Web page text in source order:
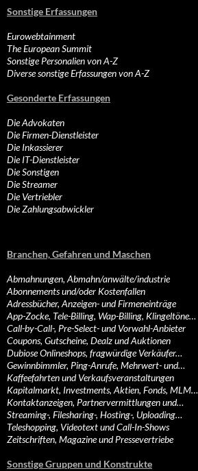
Sonstige Erfassungen
Eurowebtainment
The European Summit
Sonstige Personalien von A-Z
Diverse sonstige Erfassungen von A-Z
Gesonderte Erfassungen
Die Advokaten
Die Firmen-Dienstleister
Die Inkassierer
Die IT-Dienstleister
Die Sonstigen
Die Streamer
Die Vertriebler
Die Zahlungsabwickler
Branchen, Gefahren und Maschen
Abmahnungen, Abmahn/anwälte/industrie
Abonnements und/oder Kostenfallen
Adressbücher, Anzeigen- und Firmeneinträge
App-Zocke, Tele-Billing, Wap-Billing, Klingeltöne…
Call-by-Call-, Pre-Select- und Vorwahl-Anbieter
Coupons, Gutscheine, Dealz und Auktionen
Dubiose Onlineshops, fragwürdige Verkäufer…
Gewinnbimmler, Ping-Anrufe, Mehrwert- und…
Kaffeefahrten und Verkaufsveranstaltungen
Kapitalmarkt, Investments, Aktien, Fonds, MLM…
Kontaktanzeigen, Partnervermittlungen und…
Streaming-, Filesharing-, Hosting-, Uploading…
Teleshopping, Videotext und Call-In-Shows
Zeitschriften, Magazine und Pressevertriebe
Sonstige Gruppen und Konstrukte